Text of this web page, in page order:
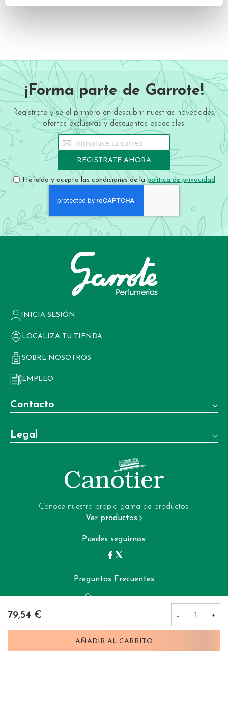
79,54 €
AÑADIR AL CARRITO
¡Forma parte de Garrote!
Regístrate y sé el primero en descubrir nuestras novedades,
ofertas exclusivas y descuentos especiales.
Sign
Up
for
Our
Newsletter:
REGISTRATE AHORA
He leído y acepto las condiciones de la política de privacidad
INICIA SESIÓN
LOCALIZA TU TIENDA
SOBRE NOSOTROS
EMPLEO
Contacto
Teléfono:
+34 981 22 97 83
+34 604 02 37 06
garrote-web@perfumeriagarrote.es
Legal
Términos y condiciones de venta
Política de privacidad
Conoce nuestra propia gama de productos.
Ver productos
Puedes seguirnos:
Preguntas Frecuentes
Opciones de pago:
Perfumerias Garrote © 2025